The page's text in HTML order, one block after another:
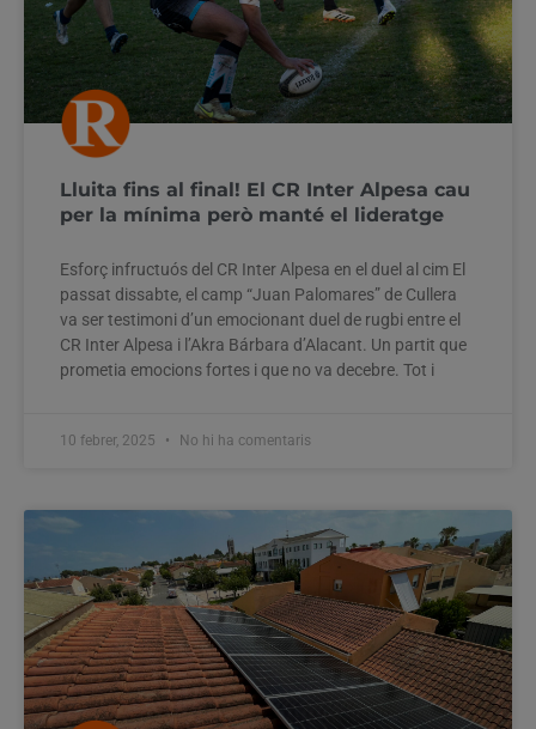
Lluita fins al final! El CR Inter Alpesa cau
per la mínima però manté el lideratge
Esforç infructuós del CR Inter Alpesa en el duel al cim El
passat dissabte, el camp “Juan Palomares” de Cullera
va ser testimoni d’un emocionant duel de rugbi entre el
CR Inter Alpesa i l’Akra Bárbara d’Alacant. Un partit que
prometia emocions fortes i que no va decebre. Tot i
10 febrer, 2025 No hi ha comentaris